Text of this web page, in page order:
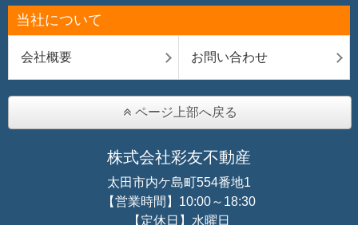
当社について
会社概要 お問い合わせ
ページ上部へ戻る
株式会社彩友不動産
太田市内ケ島町554番地1
【営業時間】10:00～18:30
【定休日】水曜日